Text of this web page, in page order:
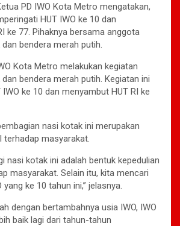
PD IWO Kota Metro mengatakan,
HUT IWO ke 10 dan
ke 77. Pihaknya bersama anggota
bendera merah putih.
Kota Metro melakukan kegiatan
bendera merah putih. Kegiatan ini
ke 10 dan menyambut HUT RI ke
nasi kotak ini merupakan
terhadap masyarakat.
nasi kotak ini adalah bentuk kepedulian
masyarakat. Selain itu, kita mencari
yang ke 10 tahun ini,” jelasnya.
dengan bertambahnya usia IWO, IWO
baik lagi dari tahun-tahun